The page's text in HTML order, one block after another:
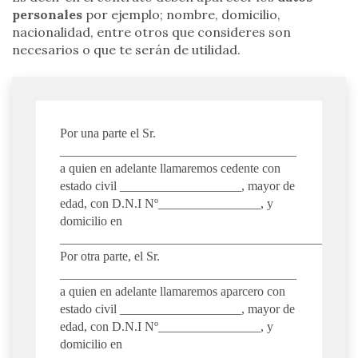
personales por ejemplo; nombre, domicilio,
nacionalidad, entre otros que consideres son
necesarios o que te serán de utilidad.
Por una parte el Sr.
a quien en adelante llamaremos cedente con
estado civil ___________________, mayor de
edad, con D.N.I Nº________________, y
domicilio en
Por otra parte, el Sr.
a quien en adelante llamaremos aparcero con
estado civil ___________________, mayor de
edad, con D.N.I Nº________________, y
domicilio en